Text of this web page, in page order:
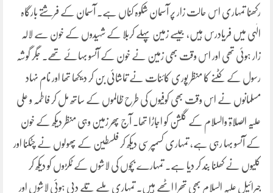
رکھنا تمہاری اس حالت زار پر آسمان شکوہ کناں ہے۔ آسمان کے فرشتے بارگاہ
الٰہی میں فریادرس ہیں، جیسے زمین پہلے کربلا کے شہیدوں کے خون سے لالہ
زار ہوئی تھی اور اس وقت بھی زمین نے خون کے آنسو بہائے تھے۔ جگر گوشہ
رسول کے کٹنے کا منظر پوری کائنات نے تماشائی بن کر دیکھا تھا اور نام نہاد
مسلمانوں نے اس وقت بھی کوفیوں کی طرح ظالموں کے ساتھ مل کر فاطمہ و علی
علیہ الصلاۃ والسلام کے گلشن کو اجاڑا تھا۔ آج پھر زمین وہی منظر دیکھ کے خون
کے آنسو بہا رہی ہے، تمہاری کسمپرسی دیکھ کر فلسطین کے پھولوں نے چٹکنا اور
کلیوں نے کھلنا بند کر دیا ہے۔ تمہارے بچوں کی لاشوں کے ٹکڑوں کو دیکھ کر
جبرائیل علیہ السلام بھی تھرا اٹھے ہیں۔ تمہاری ملبے تلے دبی ہوئی لاشوں اور